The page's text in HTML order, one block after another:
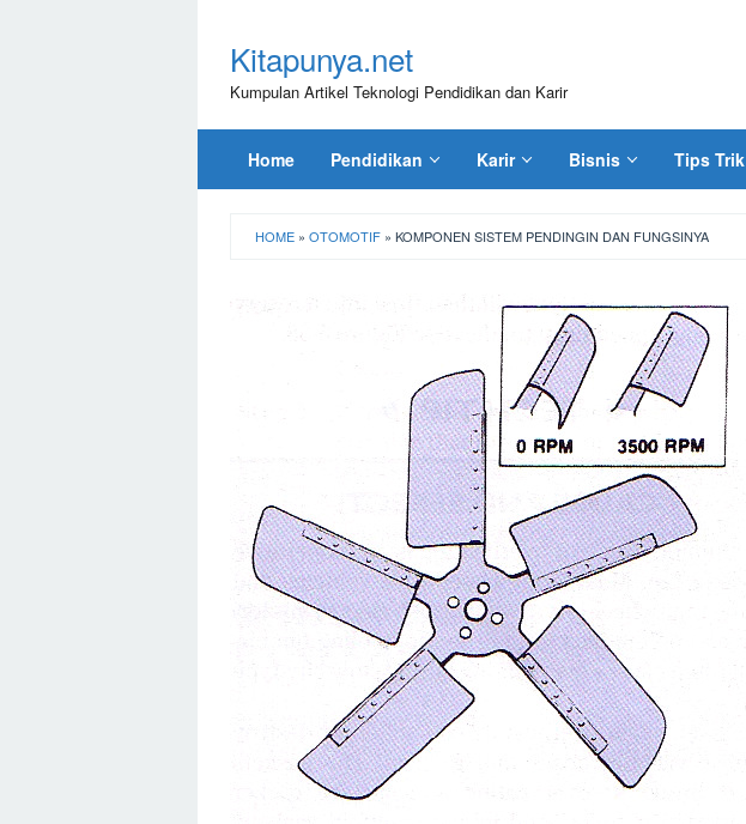
kontenKitapunya.net
Kumpulan Artikel Teknologi Pendidikan dan Karir
Home Pendidikan Karir Bisnis Tips Trik
HOME » OTOMOTIF » KOMPONEN SISTEM PENDINGIN DAN FUNGSINYA